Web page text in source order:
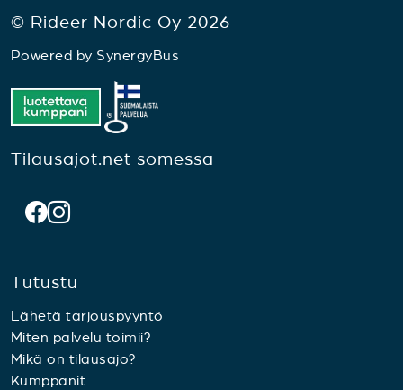
© Rideer Nordic Oy 2026
Powered by SynergyBus
Tilausajot.net somessa
Tutustu
Lähetä tarjouspyyntö
Miten palvelu toimii?
Mikä on tilausajo?
Kumppanit